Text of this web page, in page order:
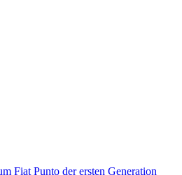
Fiat Punto der ersten Generation